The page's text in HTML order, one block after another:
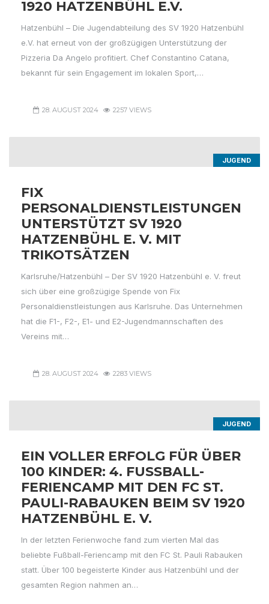
920 HATZENBÜHL E.V.
Hatzenbühl – Die Jugendabteilung des SV 1920 Hatzenbühl
e.V. hat erneut von der großzügigen Unterstützung der
Pizzeria Da Angelo profitiert. Chef Constantino Catana,
bekannt für sein Engagement im lokalen Sport,…
28. AUGUST 2024 2257 VIEWS
JUGEND
FIX
PERSONALDIENSTLEISTUNGEN
UNTERSTÜTZT SV 1920
HATZENBÜHL E. V. MIT
TRIKOTSÄTZEN
Karlsruhe/Hatzenbühl – Der SV 1920 Hatzenbühl e. V. freut
sich über eine großzügige Spende von Fix
Personaldienstleistungen aus Karlsruhe. Das Unternehmen
hat die F1-, F2-, E1- und E2-Jugendmannschaften des
Vereins mit…
28. AUGUST 2024 2283 VIEWS
JUGEND
EIN VOLLER ERFOLG FÜR ÜBER
100 KINDER: 4. FUSSBALL-F
ERIENCAMP MIT DEN FC ST. P
AULI-RABAUKEN BEIM SV 1920 H
ATZENBÜHL E. V.
In der letzten Ferienwoche fand zum vierten Mal das
beliebte Fußball-Feriencamp mit den FC St. Pauli Rabauken
statt. Über 100 begeisterte Kinder aus Hatzenbühl und der
gesamten Region nahmen an…